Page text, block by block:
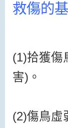
救傷的
(1)拾獲傷
害)。
(2)傷鳥虛